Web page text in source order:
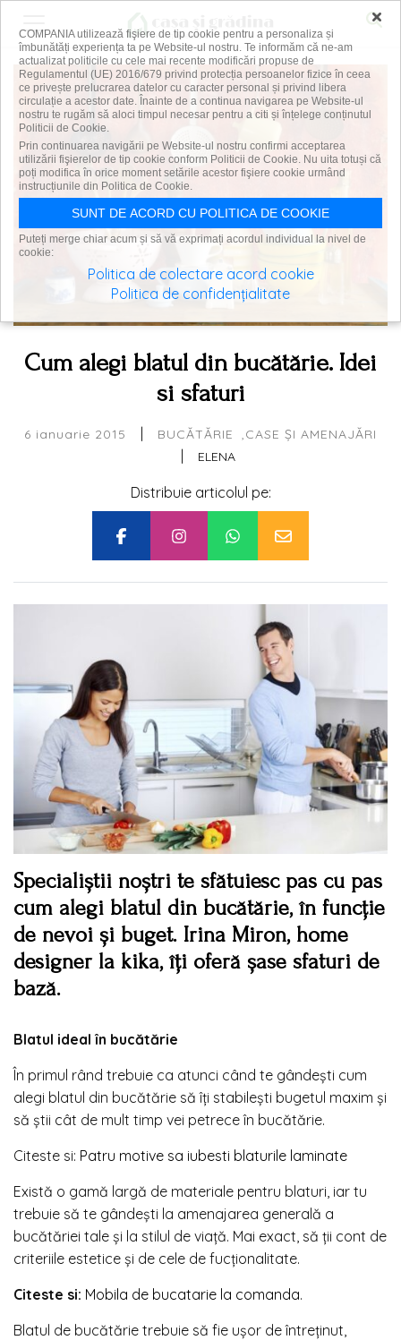
Cum alegi blatul din bucătărie. Idei
si sfaturi
6 ianuarie 2015 BUCĂTĂRIE CASE ȘI AMENAJĂRI
ELENA
Distribuie articolul pe:
Specialiștii noștri te sfătuiesc pas cu pas
cum alegi blatul din bucătărie, în funcție
de nevoi și buget. Irina Miron, home
designer la kika, îți oferă șase sfaturi de
bază.
Blatul ideal în bucătărie
În primul rând trebuie ca atunci când te gândești cum
alegi blatul din bucătărie să îți stabilești bugetul maxim și
să știi cât de mult timp vei petrece în bucătărie.
Citeste si: Patru motive sa iubesti blaturile laminate
Există o gamă largă de materiale pentru blaturi, iar tu
trebuie să te gândești la amenajarea generală a
bucătăriei tale și la stilul de viață. Mai exact, să ții cont de
criteriile estetice și de cele de fucționalitate.
Citeste si: Mobila de bucatarie la comanda.
Blatul de bucătărie trebuie să fie ușor de întreținut,
×
COMPANIA utilizează fişiere de tip cookie pentru a personaliza și
îmbunătăți experiența ta pe Website-ul nostru. Te informăm că ne-am
actualizat politicile cu cele mai recente modificări propuse de
Regulamentul (UE) 2016/679 privind protecția persoanelor fizice în ceea
ce privește prelucrarea datelor cu caracter personal și privind libera
circulație a acestor date. Înainte de a continua navigarea pe Website-ul
nostru te rugăm să aloci timpul necesar pentru a citi și înțelege conținutul
Politicii de Cookie.
Prin continuarea navigării pe Website-ul nostru confirmi acceptarea
utilizării fişierelor de tip cookie conform Politicii de Cookie. Nu uita totuși că
poți modifica în orice moment setările acestor fişiere cookie urmând
instrucțiunile din Politica de Cookie.
SUNT DE ACORD CU POLITICA DE COOKIE
Puteți merge chiar acum și să vă exprimați acordul individual la nivel de
cookie:
Politica de colectare acord cookie
Politica de confidențialitate